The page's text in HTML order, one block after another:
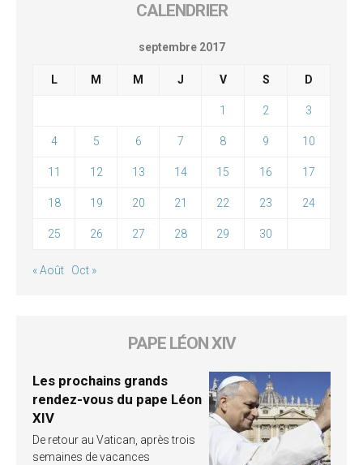
CALENDRIER
septembre 2017
L M M J V S D
1 2 3
4 5 6 7 8 9 10
11 12 13 14 15 16 17
18 19 20 21 22 23 24
25 26 27 28 29 30
« Août Oct »
PAPE LÉON XIV
Les prochains grands
rendez-vous du pape Léon
XIV
De retour au Vatican, après trois
semaines de vacances